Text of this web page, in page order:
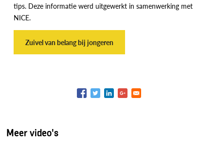
tips. Deze informatie werd uitgewerkt in samenwerking met
NICE.
Zuivel van belang bij jongeren
Meer video's